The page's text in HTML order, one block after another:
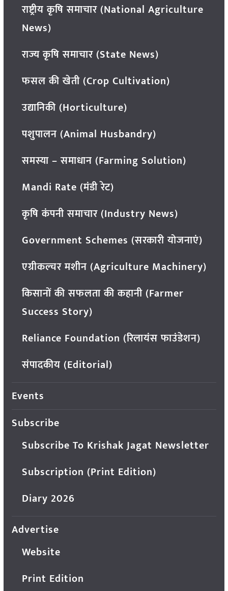
राष्ट्रीय कृषि समाचार (National Agriculture
News)
राज्य कृषि समाचार (State News)
फसल की खेती (Crop Cultivation)
उद्यानिकी (Horticulture)
पशुपालन (Animal Husbandry)
समस्या – समाधान (Farming Solution)
Mandi Rate (मंडी रेट)
कृषि कंपनी समाचार (Industry News)
Government Schemes (सरकारी योजनाएं)
एग्रीकल्चर मशीन (Agriculture Machinery)
किसानों की सफलता की कहानी (Farmer
Success Story)
Reliance Foundation (रिलायंस फाउंडेशन)
संपादकीय (Editorial)
Events
Subscribe
Subscribe To Krishak Jagat Newsletter
Subscription (Print Edition)
Diary 2026
Advertise
Website
Print Edition